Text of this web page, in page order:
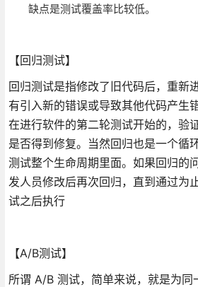
缺点是测试覆盖率比较低。
【回归测试】
回归测试是指修改了旧代码后，重新
有引入新的错误或导致其他代码产生
在进行软件的第二轮测试开始的，验
是否得到修复。当然回归也是一个循
测试整个生命周期里面。如果回归的
发人员修改后再次回归，直到通过为
试之后执行
【A/B测试】
所谓 A/B 测试，简单来说，就是为同